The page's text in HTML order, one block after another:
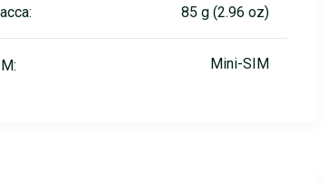
85 g (2.96 oz)
Mini-SIM